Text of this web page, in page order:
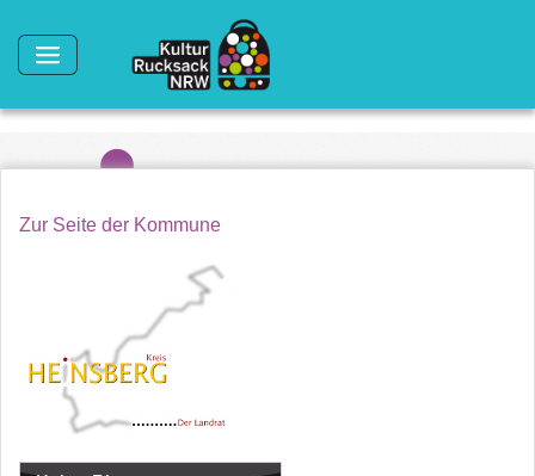
Zur Seite der Kommune